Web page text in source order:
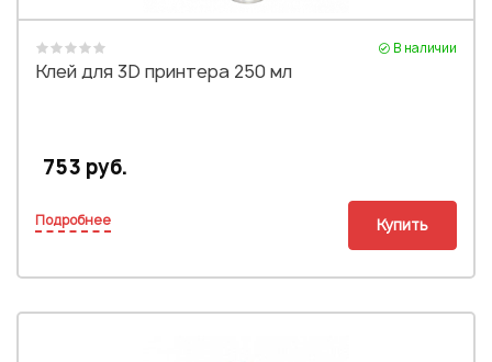
В наличии
Клей для 3D принтера 250 мл
753 руб.
Подробнее Купить